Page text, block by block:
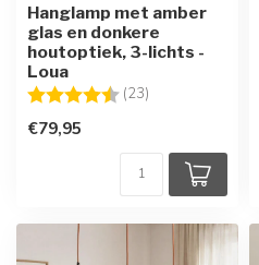
Hanglamp met amber
glas en donkere
houtoptiek, 3-lichts -
Loua
Beoordeling: (23)
€79,95